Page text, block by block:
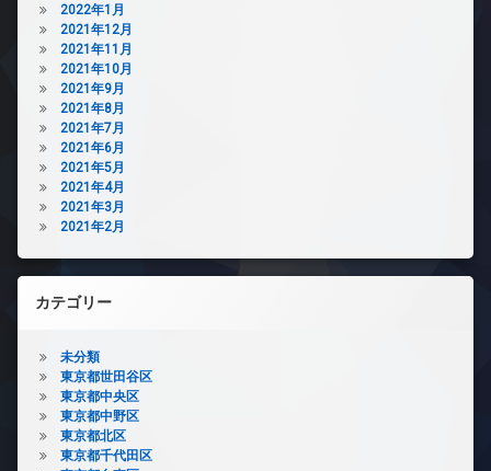
2022年1月
2021年12月
2021年11月
2021年10月
2021年9月
2021年8月
2021年7月
2021年6月
2021年5月
2021年4月
2021年3月
2021年2月
カテゴリー
未分類
東京都世田谷区
東京都中央区
東京都中野区
東京都北区
東京都千代田区